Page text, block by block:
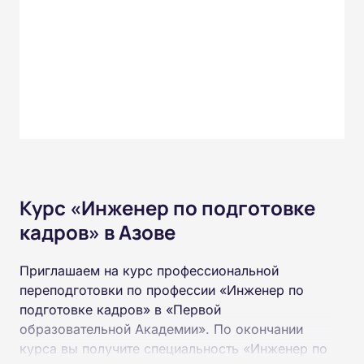
Курс «Инженер по подготовке
кадров» в Азове
Приглашаем на курс профессиональной
переподготовки по профессии «Инженер по
подготовке кадров» в «Первой
образовательной Академии». По окончании
курса вы получите специальность «Инженер по